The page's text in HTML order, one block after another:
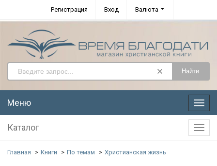
Регистрация Вход Валюта
Найти
Меню
Меню
Каталог
Главная Книги По темам Христианская жизнь